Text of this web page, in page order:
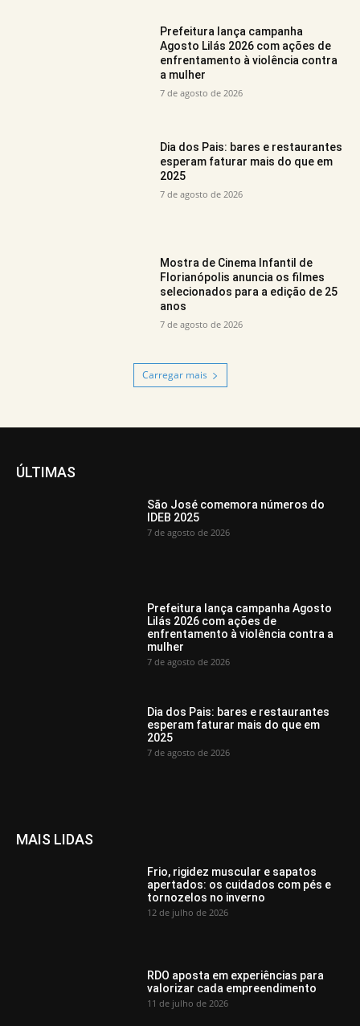
Prefeitura lança campanha
Agosto Lilás 2026 com ações de
enfrentamento à violência contra
a mulher
7 de agosto de 2026
Dia dos Pais: bares e restaurantes
esperam faturar mais do que em
2025
7 de agosto de 2026
Mostra de Cinema Infantil de
Florianópolis anuncia os filmes
selecionados para a edição de 25
anos
7 de agosto de 2026
Carregar mais
ÚLTIMAS
São José comemora números do
IDEB 2025
7 de agosto de 2026
Prefeitura lança campanha Agosto
Lilás 2026 com ações de
enfrentamento à violência contra a
mulher
7 de agosto de 2026
Dia dos Pais: bares e restaurantes
esperam faturar mais do que em
2025
7 de agosto de 2026
MAIS LIDAS
Frio, rigidez muscular e sapatos
apertados: os cuidados com pés e
tornozelos no inverno
12 de julho de 2026
RDO aposta em experiências para
valorizar cada empreendimento
11 de julho de 2026